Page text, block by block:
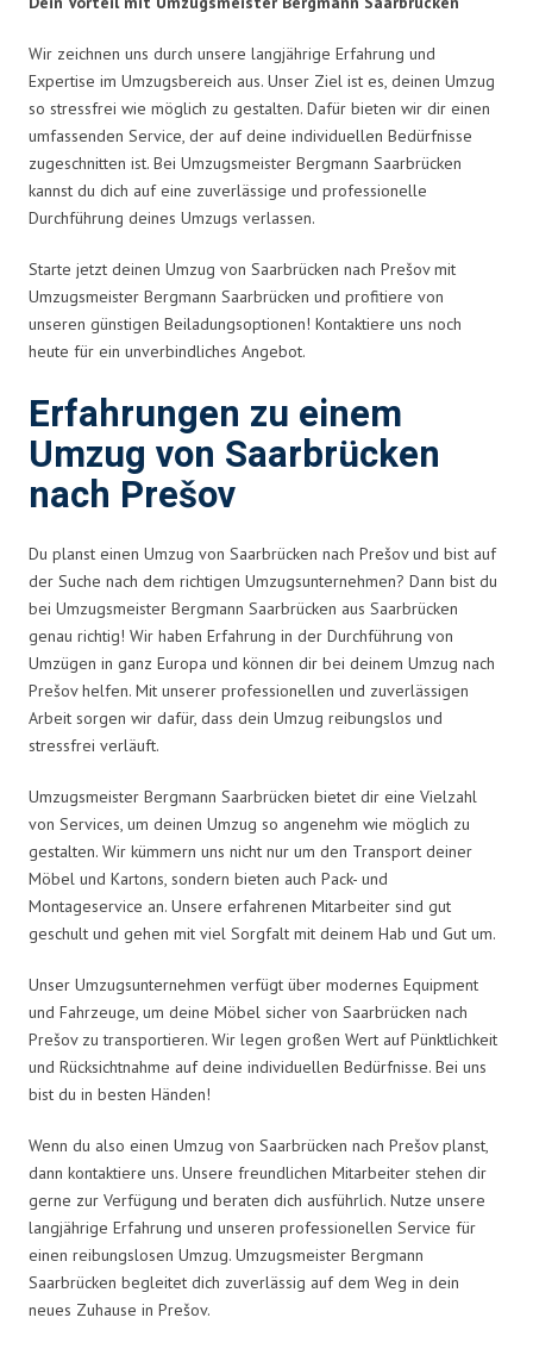
Wir zeichnen uns durch unsere langjährige Erfahrung und
Expertise im Umzugsbereich aus. Unser Ziel ist es, deinen Umzug
so stressfrei wie möglich zu gestalten. Dafür bieten wir dir einen
umfassenden Service, der auf deine individuellen Bedürfnisse
zugeschnitten ist. Bei Umzugsmeister Bergmann Saarbrücken
kannst du dich auf eine zuverlässige und professionelle
Durchführung deines Umzugs verlassen.
Starte jetzt deinen Umzug von Saarbrücken nach Prešov mit
Umzugsmeister Bergmann Saarbrücken und profitiere von
unseren günstigen Beiladungsoptionen! Kontaktiere uns noch
heute für ein unverbindliches Angebot.
Erfahrungen zu einem
Umzug von Saarbrücken
nach Prešov
Du planst einen Umzug von Saarbrücken nach Prešov und bist auf
der Suche nach dem richtigen Umzugsunternehmen? Dann bist du
bei Umzugsmeister Bergmann Saarbrücken aus Saarbrücken
genau richtig! Wir haben Erfahrung in der Durchführung von
Umzügen in ganz Europa und können dir bei deinem Umzug nach
Prešov helfen. Mit unserer professionellen und zuverlässigen
Arbeit sorgen wir dafür, dass dein Umzug reibungslos und
stressfrei verläuft.
Umzugsmeister Bergmann Saarbrücken bietet dir eine Vielzahl
von Services, um deinen Umzug so angenehm wie möglich zu
gestalten. Wir kümmern uns nicht nur um den Transport deiner
Möbel und Kartons, sondern bieten auch Pack- und
Montageservice an. Unsere erfahrenen Mitarbeiter sind gut
geschult und gehen mit viel Sorgfalt mit deinem Hab und Gut um.
Unser Umzugsunternehmen verfügt über modernes Equipment
und Fahrzeuge, um deine Möbel sicher von Saarbrücken nach
Prešov zu transportieren. Wir legen großen Wert auf Pünktlichkeit
und Rücksichtnahme auf deine individuellen Bedürfnisse. Bei uns
bist du in besten Händen!
Wenn du also einen Umzug von Saarbrücken nach Prešov planst,
dann kontaktiere uns. Unsere freundlichen Mitarbeiter stehen dir
gerne zur Verfügung und beraten dich ausführlich. Nutze unsere
langjährige Erfahrung und unseren professionellen Service für
einen reibungslosen Umzug. Umzugsmeister Bergmann
Saarbrücken begleitet dich zuverlässig auf dem Weg in dein
neues Zuhause in Prešov.